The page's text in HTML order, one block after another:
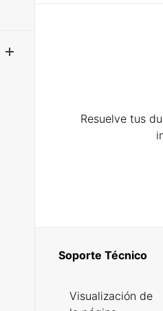
Resuelve tus
Soporte Técnico
Visualización de